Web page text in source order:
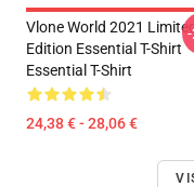
Vlone World 2021
Edition Essential T-Shirt
Essential T-Shirt
24,38 € - 28,06 €